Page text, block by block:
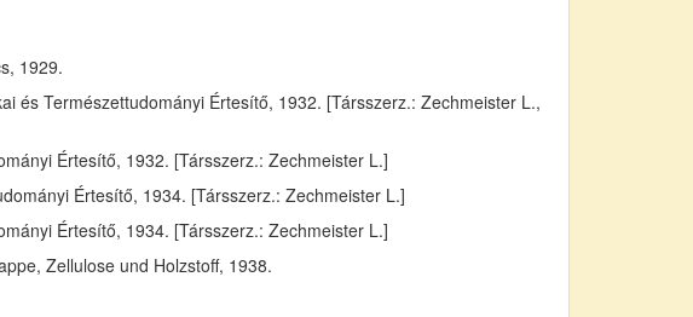
1929.
és Természettudományi Értesítő, 1932. [Társszerz.: Zechmeister L.,
Értesítő, 1932. [Társszerz.: Zechmeister L.]
Értesítő, 1934. [Társszerz.: Zechmeister L.]
Értesítő, 1934. [Társszerz.: Zechmeister L.]
Zellulose und Holzstoff, 1938.